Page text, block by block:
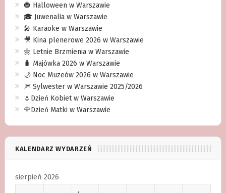
🎃 Halloween w Warszawie
🎓 Juwenalia w Warszawie
🎤 Karaoke w Warszawie
🎥 Kina plenerowe 2026 w Warszawie
🌼 Letnie Brzmienia w Warszawie
🧳 Majówka 2026 w Warszawie
🌙 Noc Muzeów 2026 w Warszawie
🎆 Sylwester w Warszawie 2025/2026
🌷Dzień Kobiet w Warszawie
🌹Dzień Matki w Warszawie
KALENDARZ WYDARZEŃ
sierpień 2026